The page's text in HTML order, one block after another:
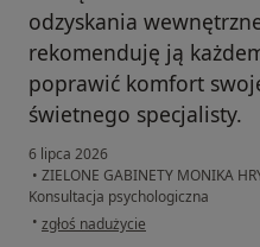
odzyskania
rekomenduję ją
poprawić komfort
świetnego specjalisty.
6 lipca 2026
• ZIELONE GABINETY MONIKA
Konsultacja psychologiczna
• w opinii użytkownika Natalia
zgłoś nadużycie